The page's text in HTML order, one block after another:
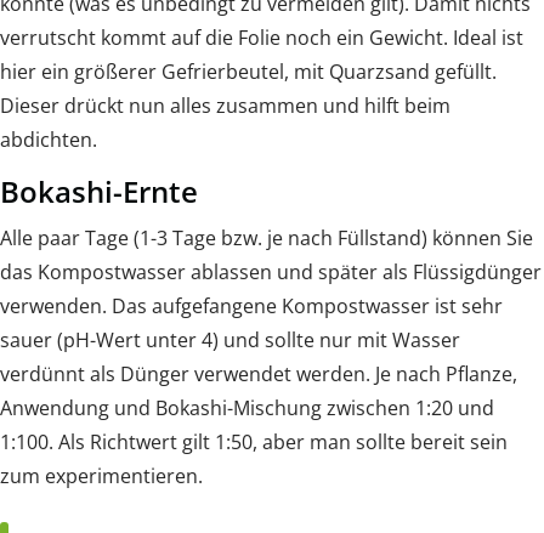
verrutscht kommt auf die Folie noch ein Gewicht. Ideal ist
hier ein größerer Gefrierbeutel, mit Quarzsand gefüllt.
Dieser drückt nun alles zusammen und hilft beim
abdichten.
Bokashi-Ernte
Alle paar Tage (1-3 Tage bzw. je nach Füllstand) können Sie
das Kompostwasser ablassen und später als Flüssigdünger
verwenden. Das aufgefangene Kompostwasser ist sehr
sauer (pH-Wert unter 4) und sollte nur mit Wasser
verdünnt als Dünger verwendet werden. Je nach Pflanze,
Anwendung und Bokashi-Mischung zwischen 1:20 und
1:100. Als Richtwert gilt 1:50, aber man sollte bereit sein
zum experimentieren.